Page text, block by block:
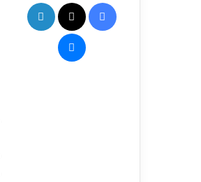
ماسنجر